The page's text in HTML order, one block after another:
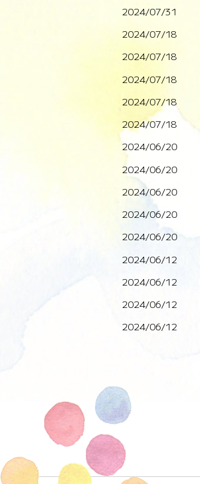
2024/07/31
2024/07/18
2024/07/18
2024/07/18
2024/07/18
2024/07/18
2024/06/20
2024/06/20
2024/06/20
2024/06/20
2024/06/20
2024/06/12
2024/06/12
2024/06/12
2024/06/12